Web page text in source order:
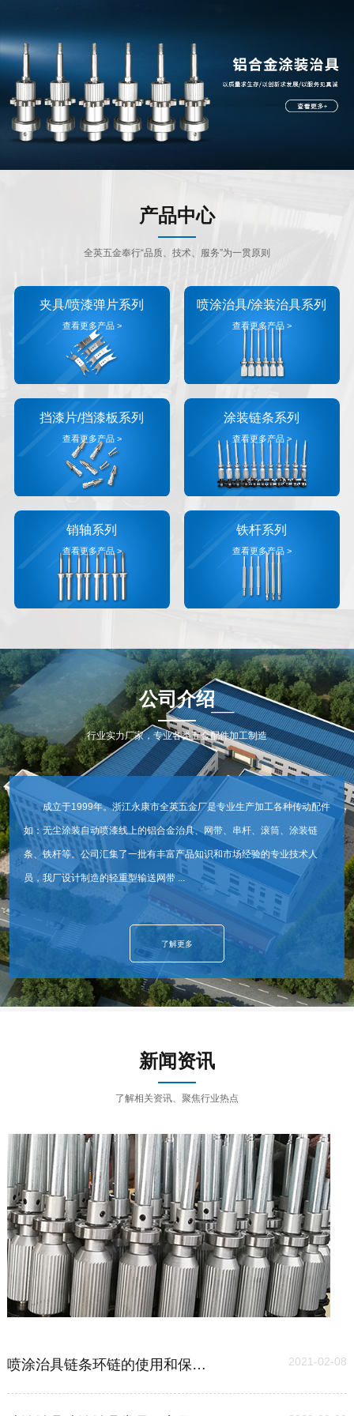
产品中心
全英五金奉行“品质、技术、服务”为一贯原则
夹具/喷漆弹片系列
查看更多产品 >
喷涂治具/涂装治具系列
查看更多产品 >
挡漆片/挡漆板系列
查看更多产品 >
涂装链条系列
查看更多产品 >
销轴系列
查看更多产品 >
铁杆系列
查看更多产品 >
公司介绍
行业实力厂家，专业各类五金配件加工制造
成立于1999年。浙江永康市全英五金厂是专业生产加工各种传动配件
如：无尘涂装自动喷漆线上的铝合金治具、网带、串杆、滚筒、涂装链
条、铁杆等。公司汇集了一批有丰富产品知识和市场经验的专业技术人
员，我厂设计制造的轻重型输送网带 ...
了解更多
新闻资讯
了解相关资讯、聚焦行业热点
喷涂治具链条环链的使用和保养维护 2021-02-08